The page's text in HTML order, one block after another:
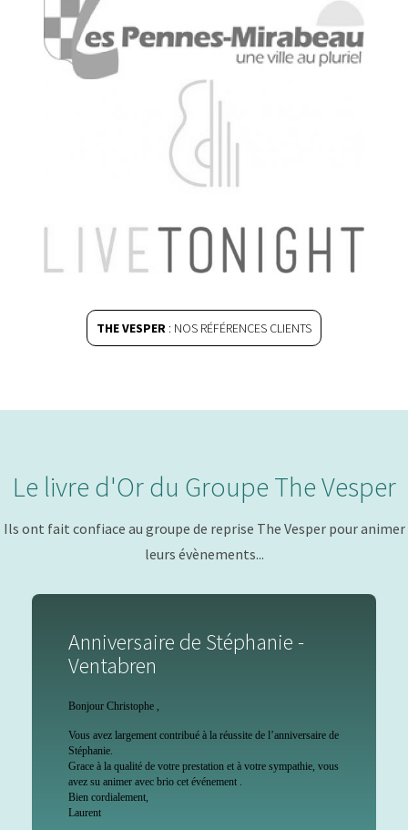
THE VESPER : NOS RÉFÉRENCES CLIENTS
Le livre d'Or du Groupe The Vesper
Ils ont fait confiace au groupe de reprise The Vesper pour animer
leurs évènements...
Anniversaire de Stéphanie -
Ventabren
Bonjour Christophe ,
Vous avez largement contribué à la réussite de l’anniversaire de
Stéphanie.
Grace à la qualité de votre prestation et à votre sympathie, vous
avez su animer avec brio cet événement .
Bien cordialement,
Laurent